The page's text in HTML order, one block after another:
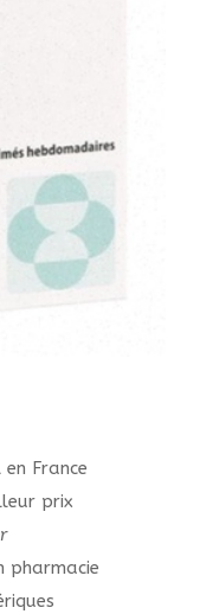
France
prix
pharmacie